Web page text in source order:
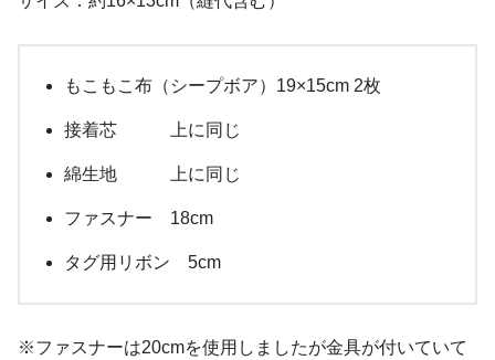
もこもこ布（シープボア）19×15cm 2枚
接着芯 上に同じ
綿生地 上に同じ
ファスナー 18cm
タグ用リボン 5cm
※ファスナーは20cmを使用しましたが金具が付いていて